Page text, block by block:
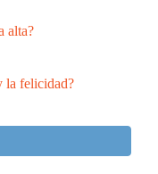
alta?
la felicidad?